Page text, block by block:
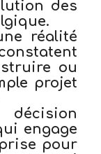
des
réalité
ou
projet
décision
engage
pour